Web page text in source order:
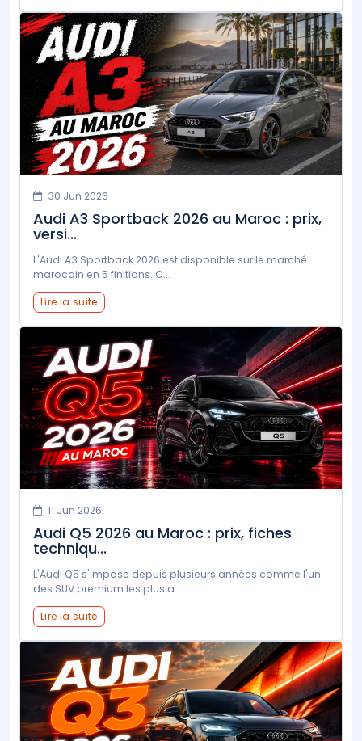
30 Jun 2026
Audi A3 Sportback 2026 au Maroc : prix,
versi...
L'Audi A3 Sportback 2026 est disponible sur le marché
marocain en 5 finitions. C...
Lire la suite
11 Jun 2026
Audi Q5 2026 au Maroc : prix, fiches
techniqu...
L'Audi Q5 s'impose depuis plusieurs années comme l'un
des SUV premium les plus a...
Lire la suite